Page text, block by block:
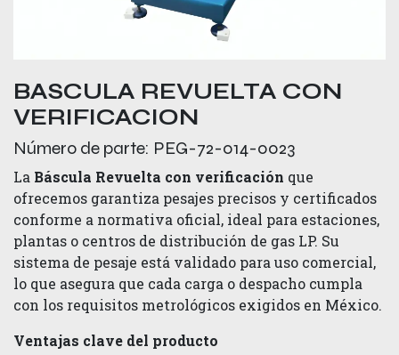
BASCULA REVUELTA CON
VERIFICACION
Número de parte: PEG-72-014-0023
La Báscula Revuelta con verificación que
ofrecemos garantiza pesajes precisos y certificados
conforme a normativa oficial, ideal para estaciones,
plantas o centros de distribución de gas LP. Su
sistema de pesaje está validado para uso comercial,
lo que asegura que cada carga o despacho cumpla
con los requisitos metrológicos exigidos en México.
Ventajas clave del producto